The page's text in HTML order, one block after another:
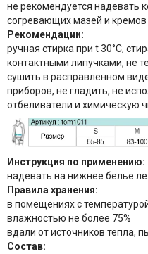
не рекомендуется надевать
согревающих мазей и кремов
Рекомендации:
ручная стирка при t 30°С,
контактными липучками, не
сушить в расправленном
приборов, не гладить, не
отбеливатели и химическую
Инструкция по применению:
надевать на нижнее белье
Правила хранения:
в помещениях с
влажностью не более 75%
вдали от источников тепла,
Состав: